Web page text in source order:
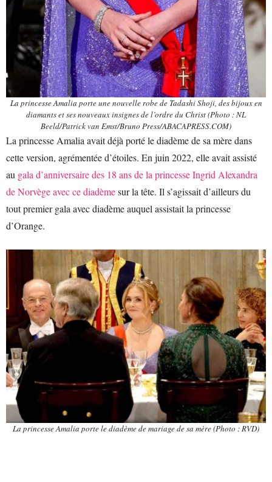
La princesse Amalia porte une nouvelle robe de Tadashi Shoji, des bijoux en
diamants et ses nouveaux insignes de l’ordre du Christ (Photo : NL
Beeld/Patrick van Emst/Bruno Press/ABACAPRESS.COM)
La princesse Amalia avait déjà porté le diadème de sa mère dans
cette version, agrémentée d’étoiles. En juin 2022, elle avait assisté
au gala d’anniversaire des 18 ans de la princesse Ingrid Alexandra
de Norvège avec ce diadèmesur la tête. Il s’agissait d’ailleurs du
tout premier gala avec diadème auquel assistait la princesse
d’Orange.
La princesse Amalia porte le diadème de mariage de sa mère (Photo : RVD)